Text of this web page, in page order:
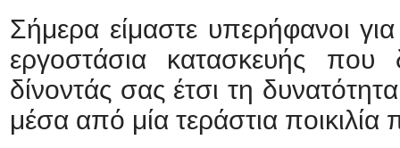
Σήμερα είμαστε υπερήφανοι
εργοστάσια κατασκευής που
δίνοντάς σας έτσι τη
μέσα από μία τεράστια ποικιλία